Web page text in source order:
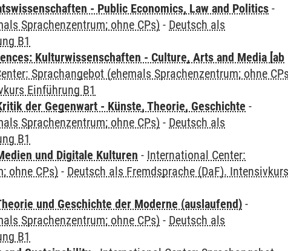
- Public Economics, Law and Politics -
Sprachenzentrum; ohne CPs) - Deutsch als
B1
Kulturwissenschaften - Culture, Arts and Media [ab
Sprachangebot (ehemals Sprachenzentrum; ohne
Einführung B1
der Gegenwart - Künste, Theorie, Geschichte -
Sprachenzentrum; ohne CPs) - Deutsch als
B1
und Digitale Kulturen - International Center:
ohne CPs) - Deutsch als Fremdsprache (DaF). Intensivkurs
und Geschichte der Moderne (auslaufend) -
Sprachenzentrum; ohne CPs) - Deutsch als
B1